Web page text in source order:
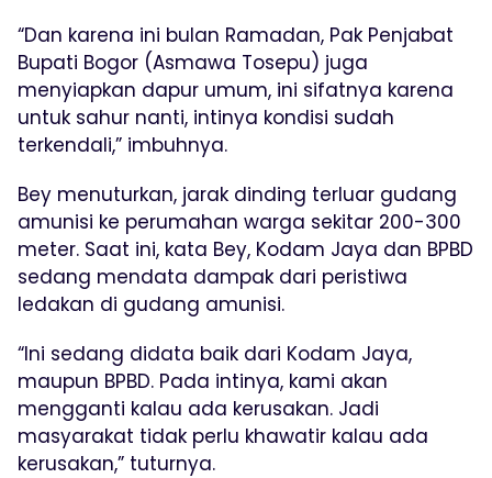
“Dan karena ini bulan Ramadan, Pak Penjabat
Bupati Bogor (Asmawa Tosepu) juga
menyiapkan dapur umum, ini sifatnya karena
untuk sahur nanti, intinya kondisi sudah
terkendali,” imbuhnya.
Bey menuturkan, jarak dinding terluar gudang
amunisi ke perumahan warga sekitar 200-300
meter. Saat ini, kata Bey, Kodam Jaya dan BPBD
sedang mendata dampak dari peristiwa
ledakan di gudang amunisi.
“Ini sedang didata baik dari Kodam Jaya,
maupun BPBD. Pada intinya, kami akan
mengganti kalau ada kerusakan. Jadi
masyarakat tidak perlu khawatir kalau ada
kerusakan,” tuturnya.